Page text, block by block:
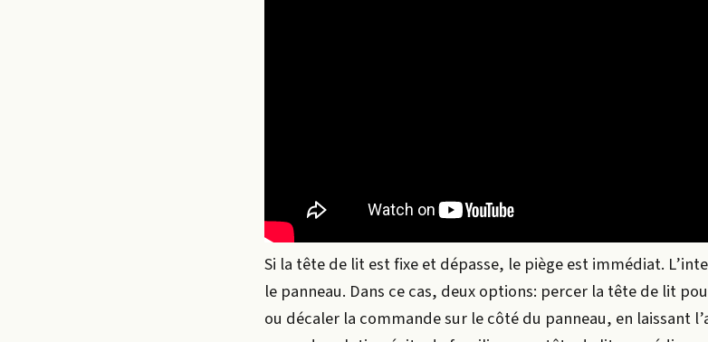
Si la tête de lit est fixe et dépasse, le piège est immédiat.
le panneau. Dans ce cas, deux options: percer la tête de lit
ou décaler la commande sur le côté du panneau, en laissant